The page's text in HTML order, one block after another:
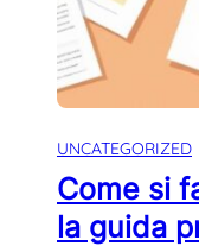
UNCATEGORIZED
Come si
la guida